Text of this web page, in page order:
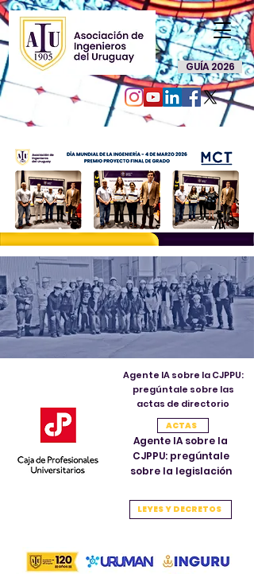
GUÍA 2026
Agente IA sobre la CJPPU:
pregúntale sobre las
actas de directorio
ACTAS
Agente IA sobre la
CJPPU: pregúntale
sobre la legislación
LEYES Y DECRETOS